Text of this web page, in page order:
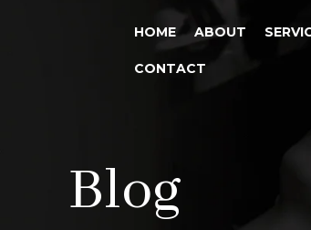
HOME ABOUT
CONTACT
Blog